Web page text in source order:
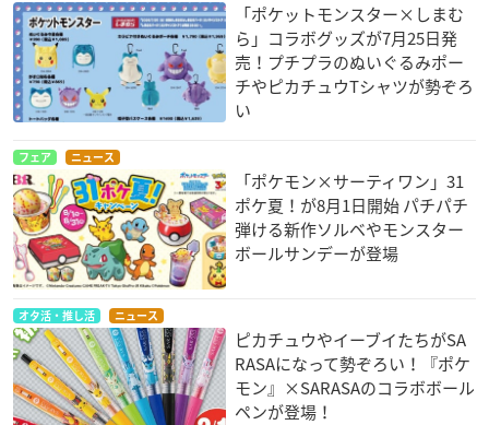
「ポケットモンスター×しまむ
ら」コラボグッズが7月25日発
売！プチプラのぬいぐるみポー
チやピカチュウTシャツが勢ぞろ
い
フェア ニュース
「ポケモン×サーティワン」31
ポケ夏！が8月1日開始 パチパチ
弾ける新作ソルベやモンスター
ボールサンデーが登場
オタ活・推し活 ニュース
ピカチュウやイーブイたちがSA
RASAになって勢ぞろい！『ポケ
モン』×SARASAのコラボボール
ペンが登場！